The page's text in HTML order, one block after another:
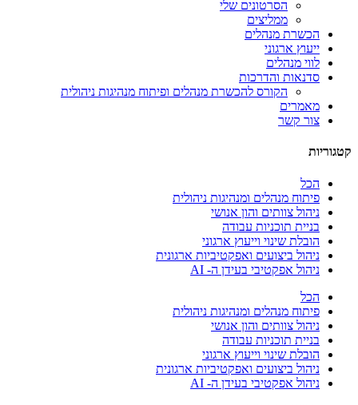
הסרטונים שלי
ממליצים
הכשרת מנהלים
ייעוץ ארגוני
לווי מנהלים
סדנאות והדרכות
הקורס להכשרת מנהלים ופיתוח מנהיגות ניהולית
מאמרים
צור קשר
קטגוריות
הכל
פיתוח מנהלים ומנהיגות ניהולית
ניהול צוותים והון אנושי
בניית תוכניות עבודה
הובלת שינוי וייעוץ ארגוני
ניהול ביצועים ואפקטיביות ארגונית
ניהול אפקטיבי בעידן ה- AI
הכל
פיתוח מנהלים ומנהיגות ניהולית
ניהול צוותים והון אנושי
בניית תוכניות עבודה
הובלת שינוי וייעוץ ארגוני
ניהול ביצועים ואפקטיביות ארגונית
ניהול אפקטיבי בעידן ה- AI